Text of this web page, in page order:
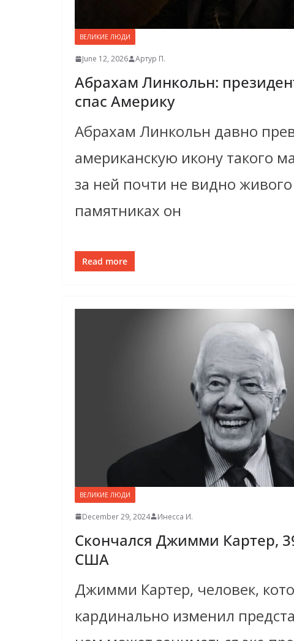
ВЕЛИКИЕ ЛЮДИ
June 12, 2026 Артур П.
Абрахам Линкольн:
спас Америку
Абрахам Линкольн давно
американскую икону такого
за ней почти не видно
памятниках он
Read more
ВЕЛИКИЕ ЛЮДИ
December 29, 2024 Инесса И.
Скончался Джимми Картер,
США
Джимми Картер, человек,
кардинально изменил